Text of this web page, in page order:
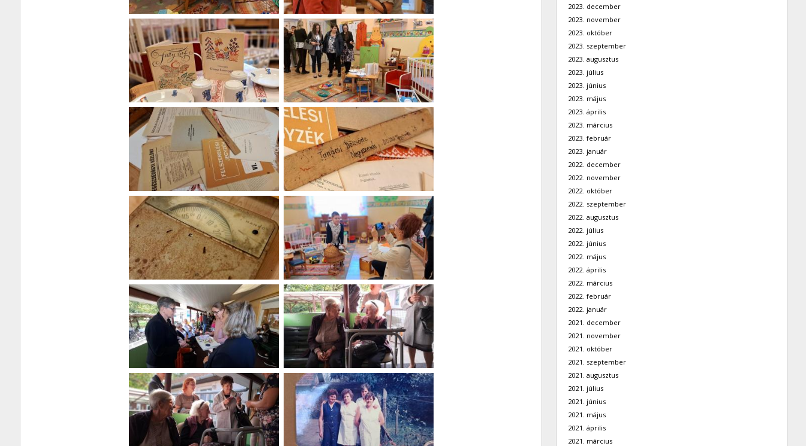
2023. december
2023. november
2023. október
2023. szeptember
2023. augusztus
2023. július
2023. június
2023. május
2023. április
2023. március
2023. február
2023. január
2022. december
2022. november
2022. október
2022. szeptember
2022. augusztus
2022. július
2022. június
2022. május
2022. április
2022. március
2022. február
2022. január
2021. december
2021. november
2021. október
2021. szeptember
2021. augusztus
2021. július
2021. június
2021. május
2021. április
2021. március